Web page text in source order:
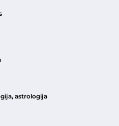
astrologija